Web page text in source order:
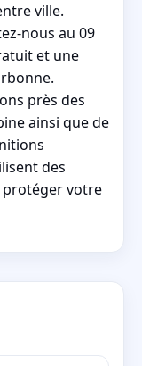
ville.
nous au 09
et une
près des
ainsi que de
des
votre